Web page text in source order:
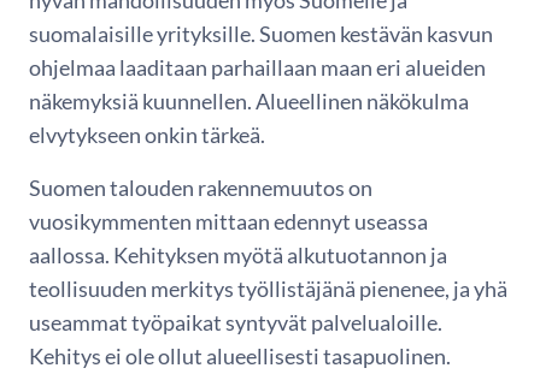
suomalaisille yrityksille. Suomen kestävän kasvun
ohjelmaa laaditaan parhaillaan maan eri alueiden
näkemyksiä kuunnellen. Alueellinen näkökulma
elvytykseen onkin tärkeä.
Suomen talouden rakennemuutos on
vuosikymmenten mittaan edennyt useassa
aallossa. Kehityksen myötä alkutuotannon ja
teollisuuden merkitys työllistäjänä pienenee, ja yhä
useammat työpaikat syntyvät palvelualoille.
Kehitys ei ole ollut alueellisesti tasapuolinen.